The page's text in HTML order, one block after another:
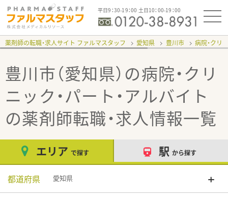
平日9：30-19：00 土日10：00-19：00
薬剤師の転職・求人サイト ファルマスタッフ 愛知県 豊川市 病院・クリ
豊川市（愛知県）の病院・クリ
ニック・パート・アルバイト
の薬剤師転職・求人情報一覧
エリア で探す 駅 から探す
都道府県 愛知県